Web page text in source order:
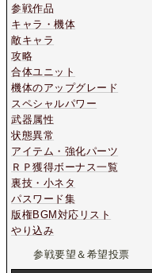
参戦作品
キャラ・機体
敵キャラ
攻略
合体ユニット
機体のアップグレード
スペシャルパワー
武器属性
状態異常
アイテム・強化パーツ
ＲＰ獲得ボーナス一覧
裏技・小ネタ
パスワード集
版権BGM対応リスト
やり込み
参戦要望＆希望投票